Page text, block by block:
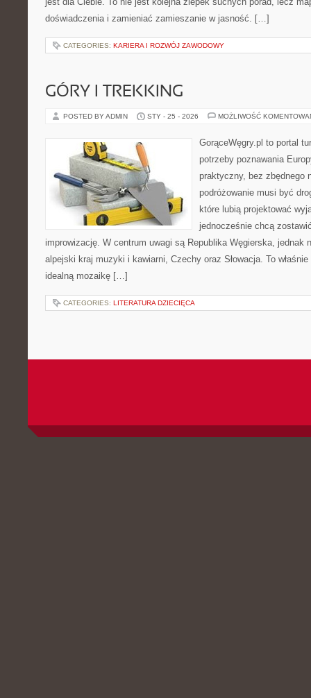
doświadczenia i zamieniać zamieszanie w jasność. […]
CATEGORIES: KARIERA I ROZWÓJ ZAWODOWY
GÓRY I TREKKING
POSTED BY ADMIN STY - 25 - 2026 MOŻLIWOŚĆ
GorąceWęgry.pl to portal
potrzeby poznawania
praktyczny, bez zbędnego
podróżowanie musi być
które lubią projektować
jednocześnie chcą
improwizację. W centrum uwagi są Republika Węgierska, jednak
alpejski kraj muzyki i kawiarni, Czechy oraz Słowacja. To
idealną mozaikę […]
CATEGORIES: LITERATURA DZIECIĘCA